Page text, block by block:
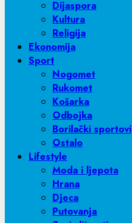
Dijaspora
Kultura
Religija
Ekonomija
Sport
Nogomet
Rukomet
Košarka
Odbojka
Borilački sportovi
Ostalo
Lifestyle
Moda i ljepota
Hrana
Djeca
Putovanja